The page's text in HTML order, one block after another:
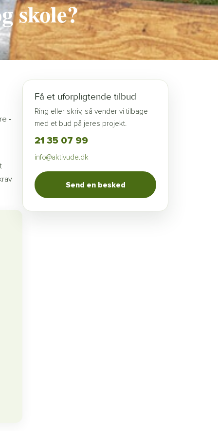
skole?
‐
Få et uforpligtende tilbud
Ring eller skriv, så vender vi tilbage
med et bud på jeres projekt.
21 35 07 99
info@aktivude.dk
Send en besked